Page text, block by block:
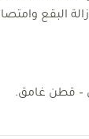
البقع
– قطن غامق.